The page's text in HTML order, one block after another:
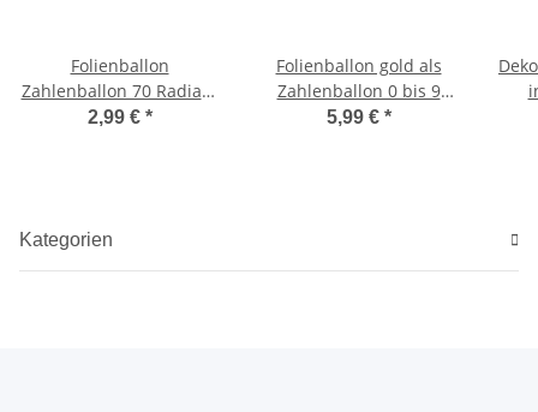
Folienballon
Zahlenballon 70 Radiant
45cm
2,99 € *
Folienballon gold als
Zahlenballon 0 bis 9
86cm
5,99 € *
Kategorien